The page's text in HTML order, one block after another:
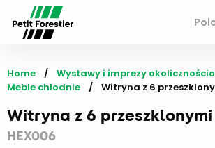
Home
Wystawy i imprezy
Meble chłodnie
Current:
Witryna z 6
Witryna z 6
HEX006